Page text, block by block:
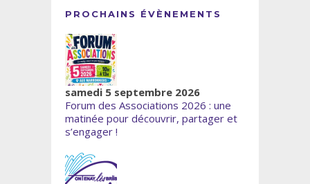
PROCHAINS ÉVÈNEMENTS
samedi 5 septembre 2026
Forum des Associations 2026 : une
matinée pour découvrir, partager et
s’engager !